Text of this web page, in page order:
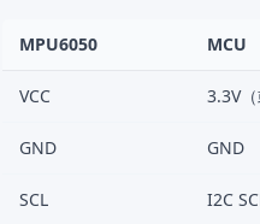
MPU6050 MCU
VCC 3.3V（
GND GND
SCL I2C